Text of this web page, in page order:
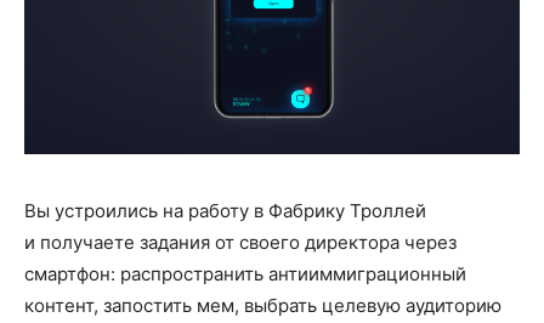
Вы устроились на работу в Фабрику Троллей
и получаете задания от своего директора через
смартфон: распространить антииммиграционный
контент, запостить мем, выбрать целевую аудиторию